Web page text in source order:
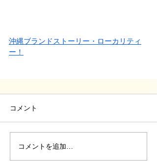
沖縄ブランドストーリー・ローカリティ
ー！
コメント
コメントを追加…